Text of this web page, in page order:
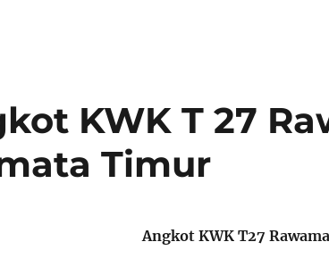
KWK T 27
Timur
Angkot KWK T27